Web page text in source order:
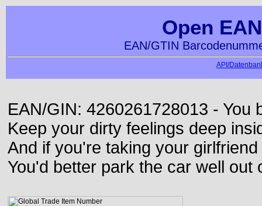
Open
EAN/GTIN
API/
EAN/GIN: 4260261728013 - You
Keep your dirty feelings deep
And if you're taking your
You'd better park the car well out